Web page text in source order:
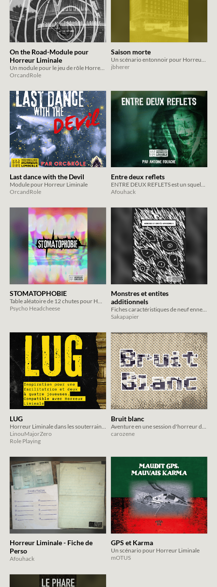
On the Road-Module pour
Horreur Liminale
OrcandRole
Saison morte
jbherer
Last dance with the Devil
Module pour Horreur Liminale
OrcandRole
Entre deux reflets
Afouhack
STOMATOPHOBIE
Table aléatoire de 12 chutes pour HORREUR LIMINALE
Psycho Headcheese
Monstres et entites
additionnels
Fiches caractéristiques de neuf ennemis additionnels pour Horreur Liminale
Sakapapier
LUG
LinouMajorZero
Role Playing
Bruit blanc
carozene
Horreur Liminale - Fiche de
Perso
Afouhack
GPS et Karma
Un scénario pour Horreur Liminale
mOTUS